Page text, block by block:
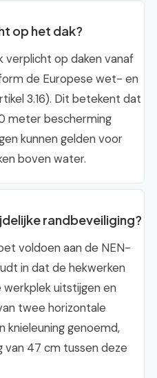
op het dak?
verplicht op daken vanaf
de Europese wet- en
3.16). Dit betekent dat
meter bescherming
kunnen gelden voor
boven water.
randbeveiliging?
voldoen aan de NEN-
in dat de hekwerken
werkplek uitstijgen en
twee horizontale
knieleuning genoemd,
van 47 cm tussen deze